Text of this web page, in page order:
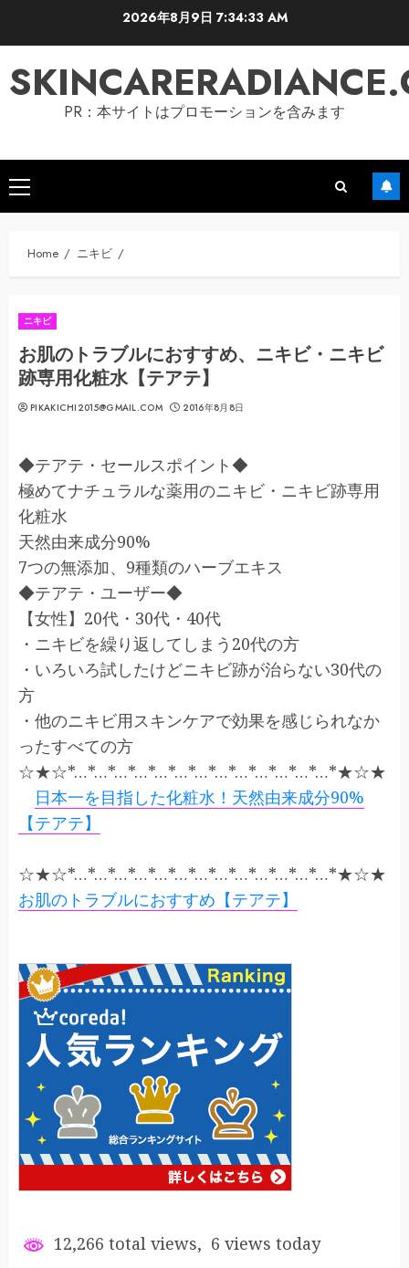
2026年8月9日 7:34:34 AM
PR：本サイトはプロモーションを含みます
Primary
Menu
Home ニキビ
ニキビ
お肌のトラブルにおすすめ、ニキビ・ニキビ
跡専用化粧水【テアテ】
PIKAKICHI2015@GMAIL.COM 2016年8月8日
◆テアテ・セールスポイント◆
極めてナチュラルな薬用のニキビ・ニキビ跡専用
化粧水
天然由来成分90%
7つの無添加、9種類のハーブエキス
◆テアテ・ユーザー◆
【女性】20代・30代・40代
・ニキビを繰り返してしまう20代の方
・いろいろ試したけどニキビ跡が治らない30代の
方
・他のニキビ用スキンケアで効果を感じられなか
ったすべての方
☆★☆*…*…*…*…*…*…*…*…*…*…*…*…*…*★☆★
日本一を目指した化粧水！天然由来成分90%
【テアテ】
☆★☆*…*…*…*…*…*…*…*…*…*…*…*…*…*★☆★
お肌のトラブルにおすすめ【テアテ】
12,266 total views, 6 views today